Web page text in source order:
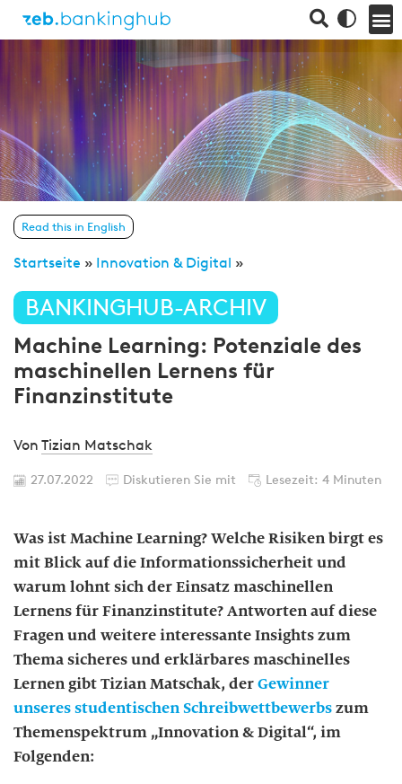
Read this in English
Startseite » Innovation & Digital »
BANKINGHUB-ARCHIV
Machine Learning: Potenziale des
maschinellen Lernens für
Finanzinstitute
Von Tizian Matschak
27.07.2022 Diskutieren Sie mit Lesezeit: 4 Minuten
Was ist Machine Learning? Welche Risiken birgt es
mit Blick auf die Informationssicherheit und
warum lohnt sich der Einsatz maschinellen
Lernens für Finanzinstitute? Antworten auf diese
Fragen und weitere interessante Insights zum
Thema sicheres und erklärbares maschinelles
Lernen gibt Tizian Matschak, derGewinner
unseres studentischen Schreibwettbewerbszum
Themenspektrum „Innovation & Digital“, im
Folgenden: